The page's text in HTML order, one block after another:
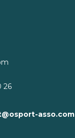
26
asso.com